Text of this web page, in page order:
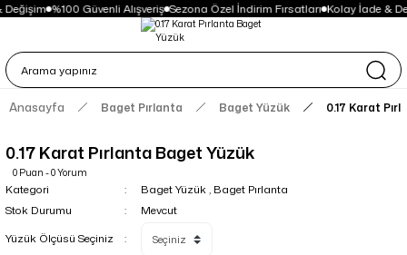
%100 Güvenli Alışveriş Sezona Özel İndirim Fırsatları Kolay İade &
Anasayfa Baget Pırlanta Baget Yüzük 0.17 Karat
0.17 Karat Pırlanta Baget Yüzük
0 Puan - 0 Yorum
Kategori Baget Yüzük, Baget Pırlanta
Stok Durumu
Mevcut
Yüzük Ölçüsü Seçiniz